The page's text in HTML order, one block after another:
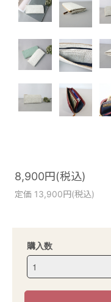
8,900円(税込)
定価 13,900円(税込)
購入数